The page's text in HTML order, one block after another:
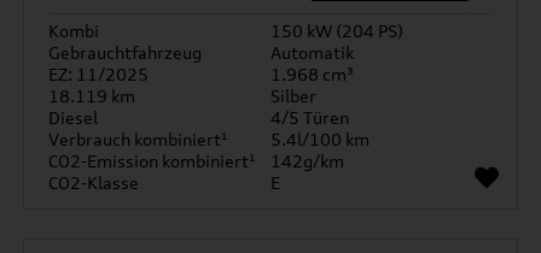
Kombi
150 kW (204 PS)
Gebrauchtfahrzeug
Automatik
EZ: 11/2025
1.968 cm³
18.119 km
Silber
Diesel
4/5 Türen
Verbrauch kombiniert¹
5.4l/100 km
CO2-Emission kombiniert¹
142g/km
CO2-Klasse
E